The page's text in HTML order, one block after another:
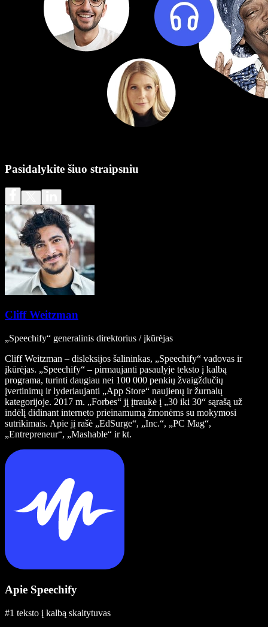
Pasidalykite šiuo straipsniu
Cliff Weitzman
„Speechify“ generalinis direktorius / įkūrėjas
Cliff Weitzman – disleksijos šalininkas, „Speechify“ vadovas ir
įkūrėjas. „Speechify“ – pirmaujanti pasaulyje teksto į kalbą
programa, turinti daugiau nei 100 000 penkių žvaigždučių
įvertinimų ir lyderiaujanti „App Store“ naujienų ir žurnalų
kategorijoje. 2017 m. „Forbes“ jį įtraukė į „30 iki 30“ sąrašą už
indėlį didinant interneto prieinamumą žmonėms su mokymosi
sutrikimais. Apie jį rašė „EdSurge“, „Inc.“, „PC Mag“,
„Entrepreneur“, „Mashable“ ir kt.
Apie Speechify
#1 teksto į kalbą skaitytuvas